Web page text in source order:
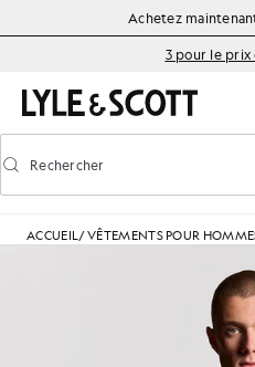
Aller directement au contenu
Informations sur l'accessibilité
Achetez
3 pour le prix
Activer/désactiver la
Rechercher
ACCUEIL/VÊTEMENTS POUR